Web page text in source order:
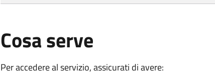
Cosa serve
Per accedere al servizio, assicurati di avere: